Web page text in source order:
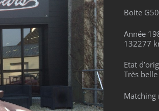
Boite G50
Année
132277
Etat
Très
Matching